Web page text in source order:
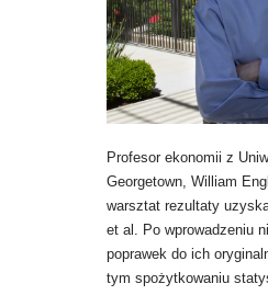
Profesor ekonomii z
Georgetown, William
warsztat rezultaty
et al. Po wprowadzeniu
poprawek do ich
tym spożytkowaniu